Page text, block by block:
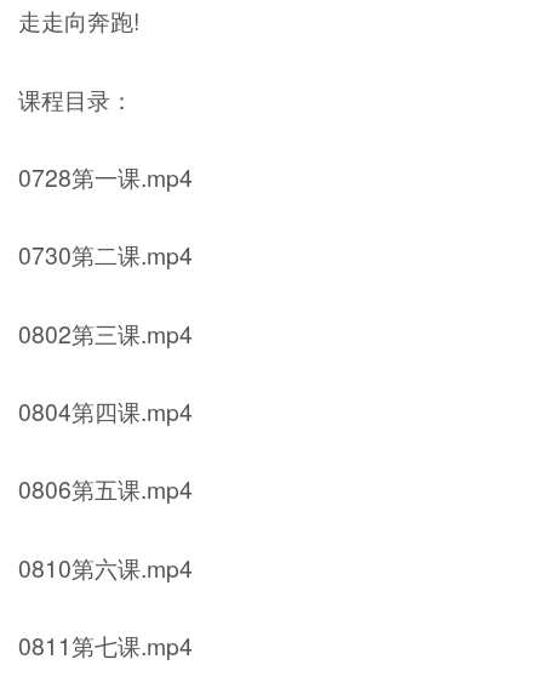
走走向奔跑!
课程目录：
0728第一课.mp4
0730第二课.mp4
0802第三课.mp4
0804第四课.mp4
0806第五课.mp4
0810第六课.mp4
0811第七课.mp4